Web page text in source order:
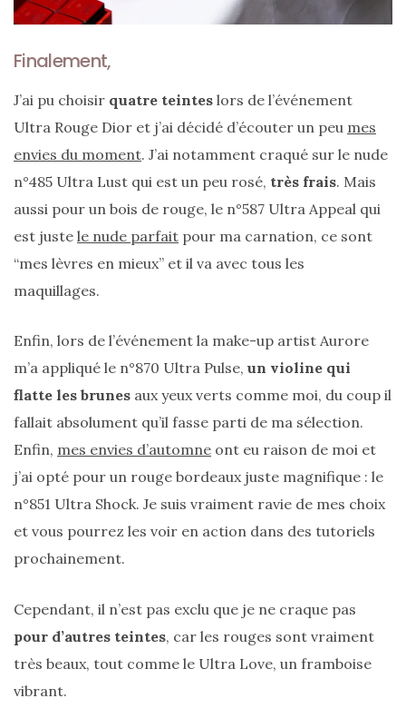
Finalement,
J’ai pu choisir quatre teintes lors de l’événement
Ultra Rouge Dior et j’ai décidé d’écouter un peu mes
envies du moment. J’ai notamment craqué sur le nude
n°485 Ultra Lust qui est un peu rosé, très frais. Mais
aussi pour un bois de rouge, le n°587 Ultra Appeal qui
est juste le nude parfait pour ma carnation, ce sont
“mes lèvres en mieux” et il va avec tous les
maquillages.
Enfin, lors de l’événement la make-up artist Aurore
m’a appliqué le n°870 Ultra Pulse, un violine qui
flatte les brunes aux yeux verts comme moi, du coup il
fallait absolument qu’il fasse parti de ma sélection.
Enfin, mes envies d’automne ont eu raison de moi et
j’ai opté pour un rouge bordeaux juste magnifique : le
n°851 Ultra Shock. Je suis vraiment ravie de mes choix
et vous pourrez les voir en action dans des tutoriels
prochainement.
Cependant, il n’est pas exclu que je ne craque pas
pour d’autres teintes, car les rouges sont vraiment
très beaux, tout comme le Ultra Love, un framboise
vibrant.